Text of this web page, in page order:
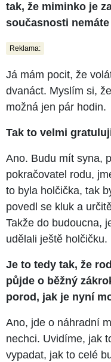
tak, že miminko je
současnosti nemáte
Reklama:
Já mám pocit, že
dvanáct. Myslím si,
možná jen pár hodin.
Tak to velmi
Ano. Budu mít syna,
pokračovatel rodu,
to byla holčička, tak
povedl se kluk a
Takže do budoucna,
udělali ještě holčičku.
Je to tedy tak, že
půjde o běžný
porod, jak je nyní
Ano, jde o náhradní
nechci. Uvidíme, jak
vypadat, jak to celé